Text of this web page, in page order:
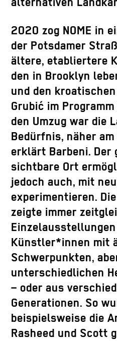
2020 zog NOME in
der Potsdamer
ältere, etabliertere
den in Brooklyn
und den
Grubić im
den Umzug war die
Bedürfnis, näher
erklärt Barbeni. Der
sichtbare Ort
jedoch auch, mit
experimentieren.
zeigte immer
Künstler*innen mit
Schwerpunkten,
unterschiedlichen
– oder aus
Generationen. So
beispielsweise die
Rasheed und Scott